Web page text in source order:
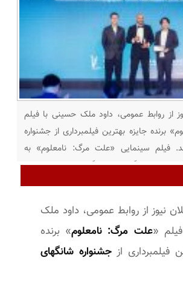
از روابط عمومی، داود ملک حسینی با فیلم
برنده جایزه بهترین فیلمبرداری از جشنواره
فیلم سینمایی «علت مرگ: نامعلوم» به
و تهیه‌کنندگی مجید برزگر در نخستین حضور
نیوز از روابط عمومی، داود ملک
«علت مرگ: نامعلوم» برنده
فیلمبرداری ازجشنواره شانگهای